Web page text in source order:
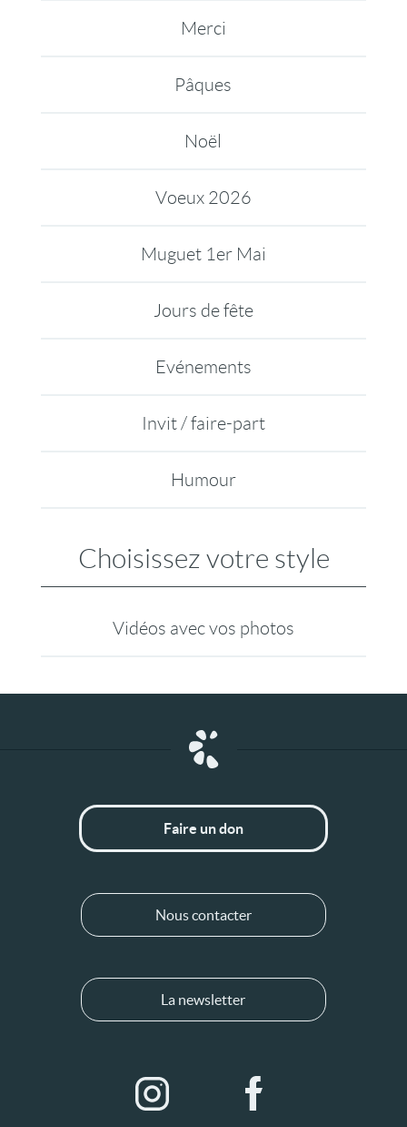
Merci
Pâques
Noël
Voeux 2026
Muguet 1er Mai
Jours de fête
Evénements
Invit / faire-part
Humour
Choisissez votre style
Vidéos avec vos photos
Faire un don
Nous contacter
La newsletter